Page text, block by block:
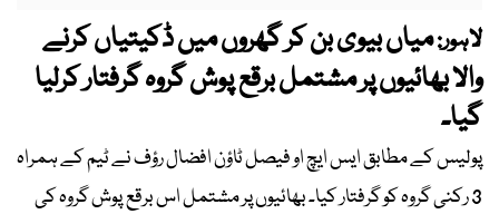
لاہور:میاں بیوی بن کر گھروں میں ڈکیتیاں کرنے
والا بھائیوں پر مشتمل برقع پوش گروہ گرفتار کرلیا
گیا۔
پولیس کے مطابق ایس ایچ او فیصل ٹاؤن افضال رؤف نے ٹیم کے ہمراہ
3 رکنی گروہ کو گرفتار کیا۔ بھائیوں پر مشتمل اس برقع پوش گروہ کی